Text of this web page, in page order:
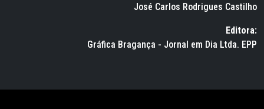
José Carlos Rodrigues Castilho
Editora:
Gráfica Bragança - Jornal em Dia Ltda. EPP